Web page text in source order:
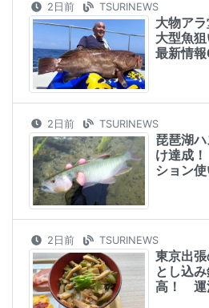
2日前 TSURINEWS
大物ア
大型魚
最新情
2日前 TSURINEWS
琵琶湖
け達成
ション
2日前 TSURINEWS
東京出
とし込
高！ 運